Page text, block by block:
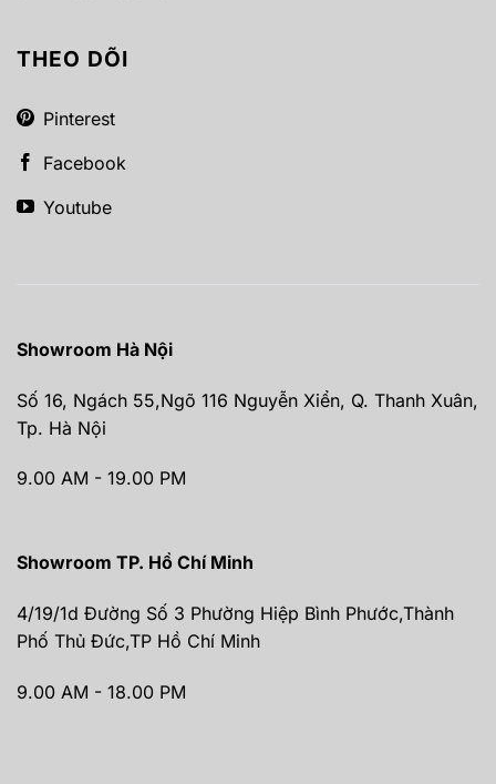
THEO DÕI
Pinterest
Facebook
Youtube
Showroom Hà Nội
Số 16, Ngách 55,Ngõ 116 Nguyễn Xiển, Q. Thanh Xuân,
Tp. Hà Nội
9.00 AM - 19.00 PM
Showroom TP. Hồ Chí Minh
4/19/1d Đường Số 3 Phường Hiệp Bình Phước,Thành
Phố Thủ Đức,TP Hồ Chí Minh
9.00 AM - 18.00 PM